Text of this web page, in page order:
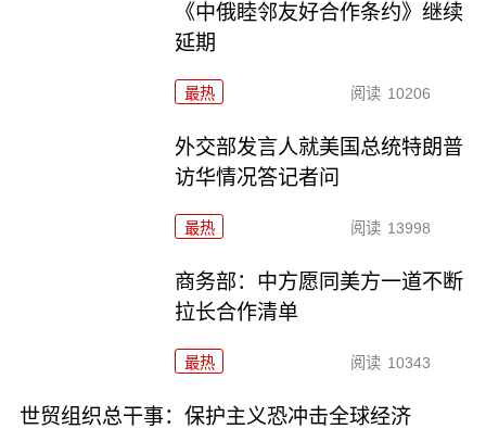
《中俄睦邻友好合作条约》继续
延期
最热 阅读 10206
外交部发言人就美国总统特朗普
访华情况答记者问
最热 阅读 13998
商务部：中方愿同美方一道不断
拉长合作清单
最热 阅读 10343
世贸组织总干事：保护主义恐冲击全球经济